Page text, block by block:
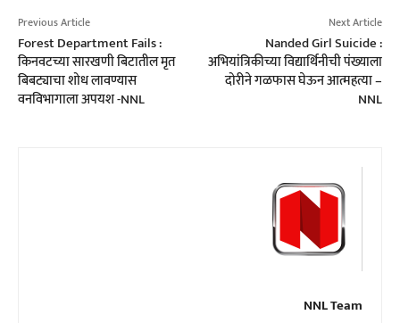
Previous Article
Forest Department Fails :
किनवटच्या सारखणी बिटातील मृत
बिबट्याचा शोध लावण्यास
वनविभागाला अपयश -NNL
Next Article
Nanded Girl Suicide :
अभियांत्रिकीच्या विद्यार्थिनीची पंख्याला
दोरीने गळफास घेऊन आत्महत्या –
NNL
NNL Team